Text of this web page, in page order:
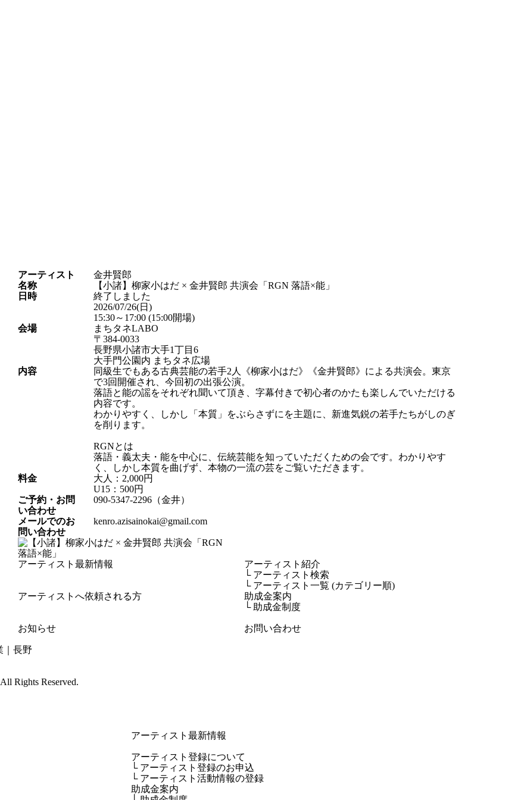
アーティスト
金井賢郎
名称
【小諸】柳家小はだ × 金井賢郎 共演会「RGN 落語×能」
日時
終了しました
2026/07/26(日)
15:30～17:00 (15:00開場)
会場
まちタネLABO
〒384-0033
長野県小諸市大手1丁目6
大手門公園内 まちタネ広場
内容
同級生でもある古典芸能の若手2人《柳家小はだ》《金井賢郎》による共演会。東京
で3回開催され、今回初の出張公演。
落語と能の謡をそれぞれ聞いて頂き、字幕付きで初心者のかたも楽しんでいただける
内容です。
わかりやすく、しかし「本質」をぶらさずにを主題に、新進気鋭の若手たちがしのぎ
を削ります。
RGNとは
落語・義太夫・能を中心に、伝統芸能を知っていただくための会です。わかりやす
く、しかし本質を曲げず、本物の一流の芸をご覧いただきます。
料金
大人：2,000円
U15：500円
ご予約・お問
い合わせ
090-5347-2296（金井）
メールでのお
問い合わせ
kenro.azisainokai@gmail.com
アーティスト最新情報
アーティスト紹介
└ アーティスト検索
└ アーティスト一覧 (カテゴリー順)
アーティストへ依頼される方
助成金案内
└ 助成金制度
お知らせ
お問い合わせ
All Rights Reserved.
アーティスト最新情報
アーティスト登録について
└ アーティスト登録のお申込
└ アーティスト活動情報の登録
助成金案内